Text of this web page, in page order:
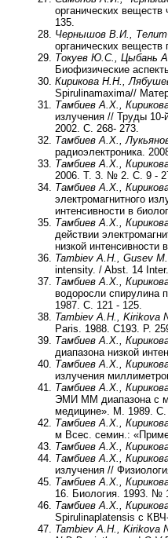
органических
135.
Чернышов В.И.,
органических
Токуев Ю.С., Цыбань
Биофизические
Кирикова Н.Н.,
Spirulinamaxima//
Тамбиев А.Х.,
излучения // Труды
2002. С. 268- 273.
Тамбиев А.Х.,
радиоэлектроника.
Тамбиев А.Х.,
2006. Т. 3. № 2. С. 9 -
Тамбиев А.Х.,
электромагнитного
интенсивности в
Тамбиев А.Х.,
действии
низкой
Tambiev A.H., Gusev
intensity. / Abst. 14
Тамбиев А.Х.,
водоросли спирулина
1987. С. 121 - 125.
Tambiev A.H., Kirikova
Paris. 1988. C193. P.
Тамбиев А.Х.,
диапазона низкой
Тамбиев А.Х.,
излучения
Тамбиев А.Х.,
ЭМИ ММ диапазона с
медицине». М. 1989. С.
Тамбиев А.Х.,
м Всес. семин.:
Тамбиев А.Х.,
Тамбиев А.Х.,
излучения //
Тамбиев А.Х.,
16. Биология. 1993. №
Тамбиев А.Х.,
Spirulinaplatensis с
Tambiev A.H., Kirikova